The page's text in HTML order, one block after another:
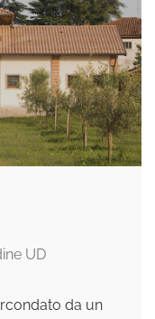
UD
da un